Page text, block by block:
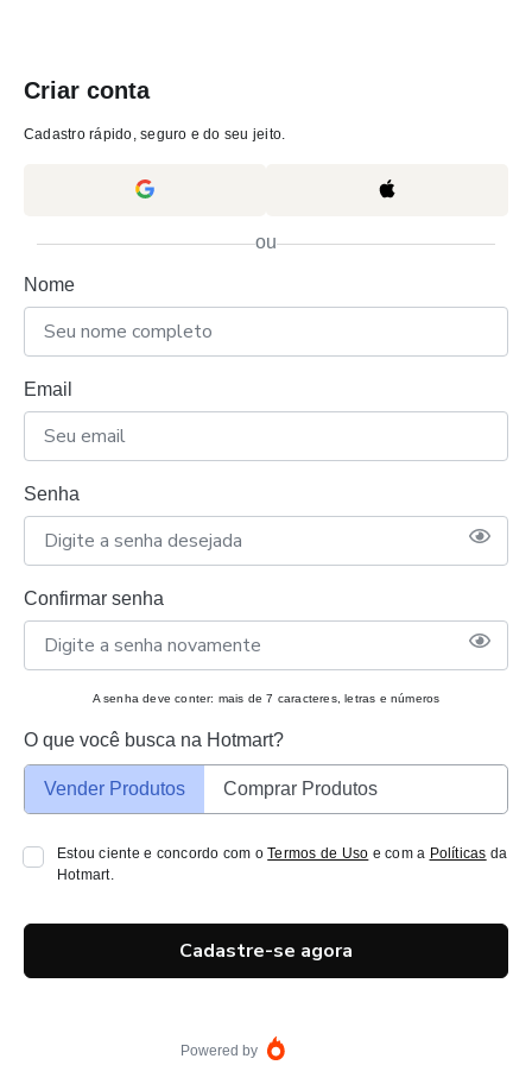
Criar conta
Cadastro rápido, seguro e do seu jeito.
ou
Nome
Email
Senha
Confirmar senha
A senha deve conter: mais de 7 caracteres, letras e números
O que você busca na Hotmart?
Vender Produtos Comprar Produtos
Estou ciente e concordo com oTermos de Uso e com a Políticas da
Hotmart.
Cadastre-se agora
Powered by